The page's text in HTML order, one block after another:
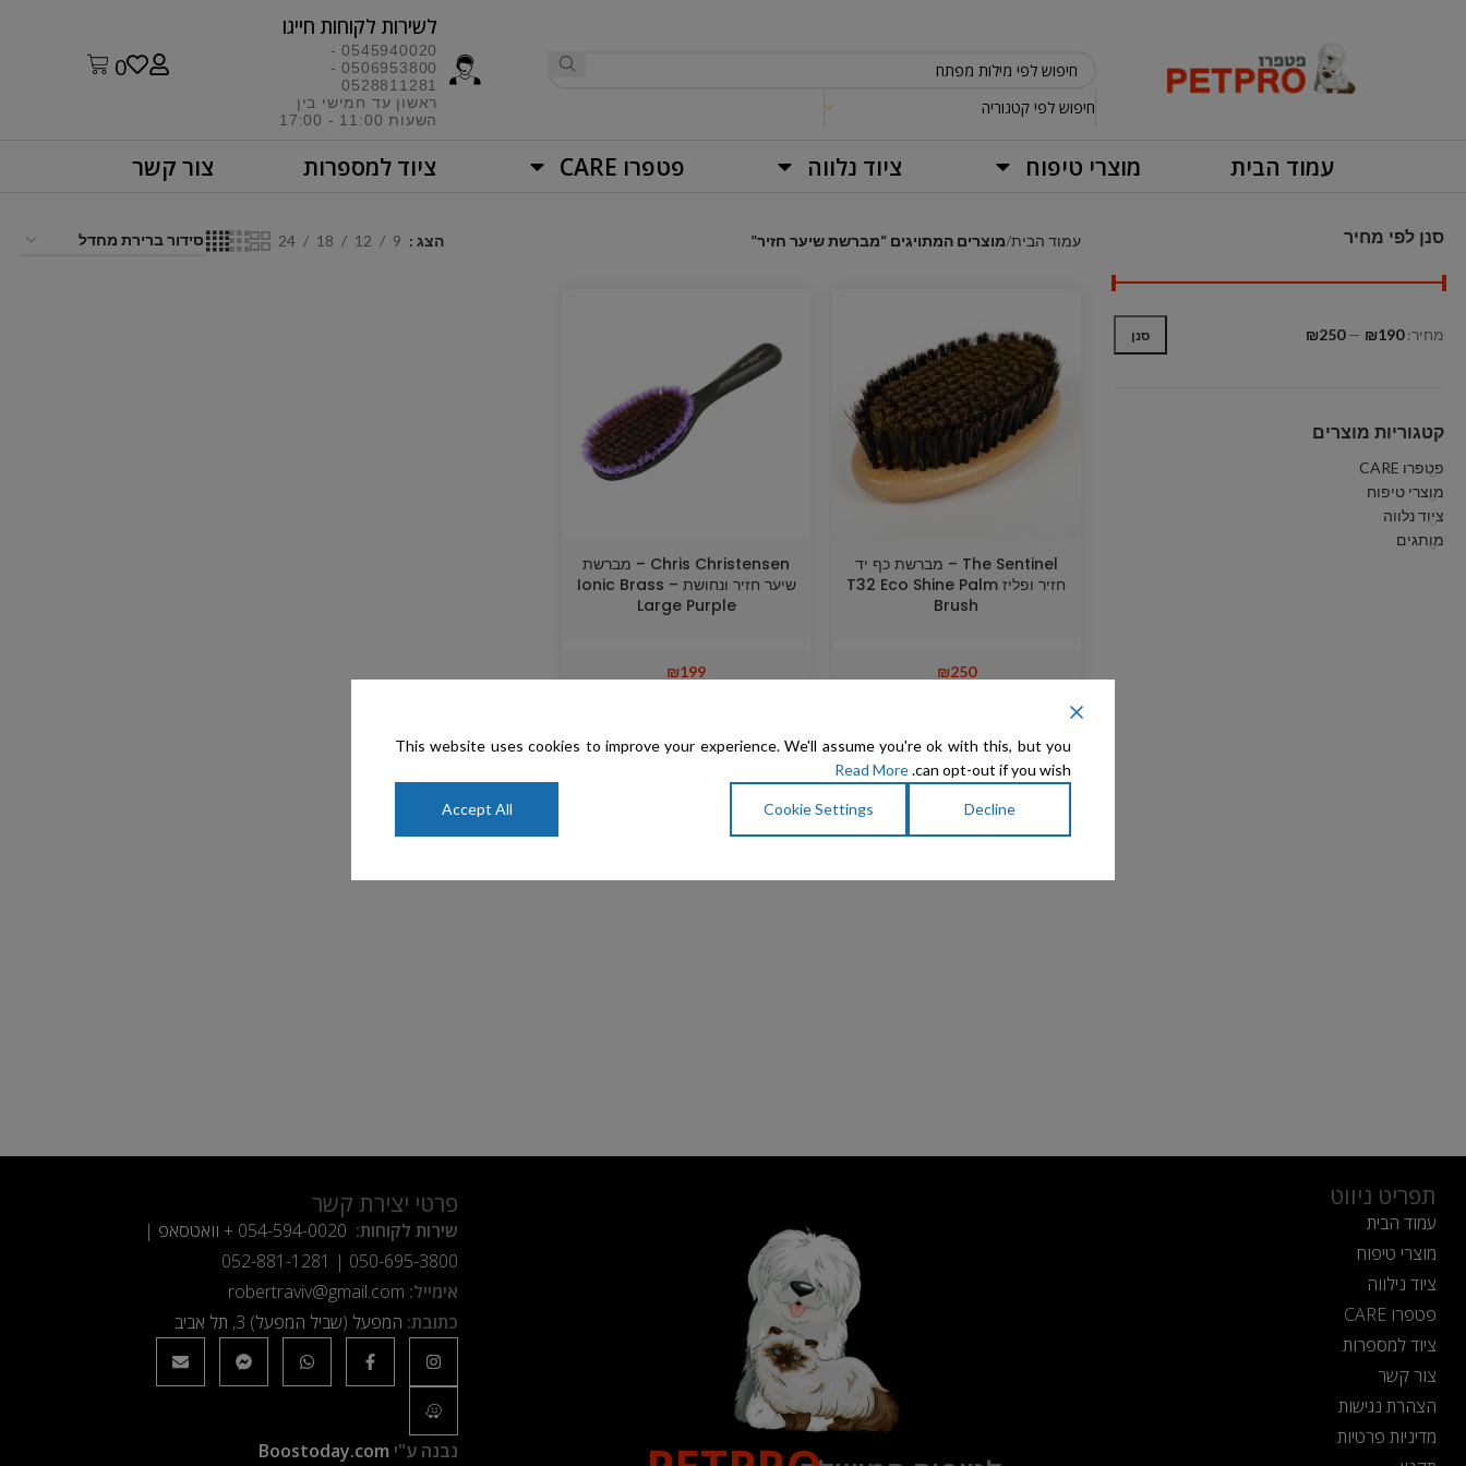
חיפוש לפי קטגוריה
לשירות לקוחות חייגו​
0545940020 -
0506953800 -
0528811281
ראשון עד חמישי בין
השעות 11:00 - 17:00​
0
עמוד הבית מוצרי טיפוח ציוד נלווה פטפרו CARE ציוד למספרות צור קשר
סנן לפי מחיר
סנן מחיר:₪190
—
₪250
קטגוריות מוצרים
פטפרו CARE
מוצרי טיפוח
ציוד נלווה
מותגים
עמוד הבית מוצרים המתויגים “מברשת שיער חזיר” הצג 9
12
18
24
The Sentinel – מברשת כף יד
חזיר ופליז T32 Eco Shine Palm
Brush
₪250
Chris Christensen – מברשת
שיער חזיר ונחושת – Ionic Brass
Large Purple
₪199
תפריט ניווט
עמוד הבית
מוצרי טיפוח
ציוד נילווה
פטפרו CARE
ציוד למספרות
צור קשר
הצהרת נגישות
מדיניות פרטיות
פרטי יצירת קשר
שירות לקוחות: 054-594-0020 + וואטסאפ |
050-695-3800
|
052-881-1281
אימייל: robertraviv@gmail.com
כתובת: המפעל (שביל המפעל) 3, תל אביב
נבנה ע"י Boostoday.com
This website uses cookies to improve your experience. We'll assume you're ok with this, but you
can opt-out if you wish.
Read More
Decline
Cookie Settings
Accept All